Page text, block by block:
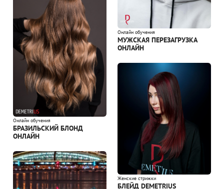
Онлайн обучения
МУЖСКАЯ ПЕРЕЗАГРУЗКА
ОНЛАЙН
Онлайн обучения
БРАЗИЛЬСКИЙ БЛОНД
ОНЛАЙН
Женские стрижки
БЛЕЙД DEMETRIUS